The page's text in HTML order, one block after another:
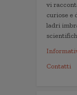
vi
curiose e
ladri
Contatti